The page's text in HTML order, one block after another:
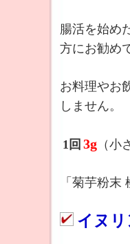
腸活を始め
方にお勧め
お料理やお
しません。
1回 3g （
「菊芋粉末
イヌリ